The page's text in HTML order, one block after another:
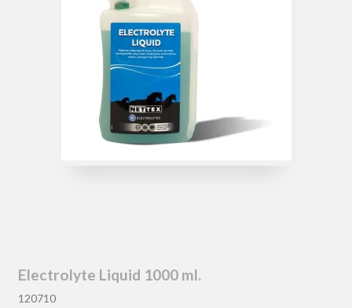
Electrolyte Liquid 1000 ml.
120710